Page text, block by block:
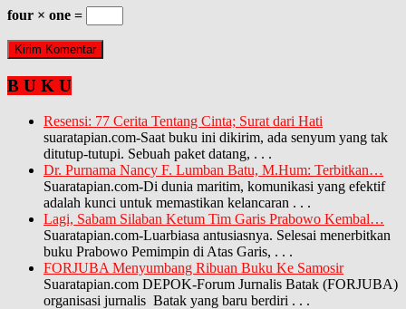
four × one =
B U K U
Resensi: 77 Cerita Tentang Cinta; Surat dari Hati
suaratapian.com-Saat buku ini dikirim, ada senyum yang tak
ditutup-tutupi. Sebuah paket datang, . . .
Dr. Purnama Nancy F. Lumban Batu, M.Hum: Terbitkan…
Suaratapian.com-Di dunia maritim, komunikasi yang efektif
adalah kunci untuk memastikan kelancaran . . .
Lagi, Sabam Silaban Ketum Tim Garis Prabowo Kembal…
Suaratapian.com-Luarbiasa antusiasnya. Selesai menerbitkan
buku Prabowo Pemimpin di Atas Garis, . . .
FORJUBA Menyumbang Ribuan Buku Ke Samosir
Suaratapian.com DEPOK-Forum Jurnalis Batak (FORJUBA)
organisasi jurnalis Batak yang baru berdiri . . .